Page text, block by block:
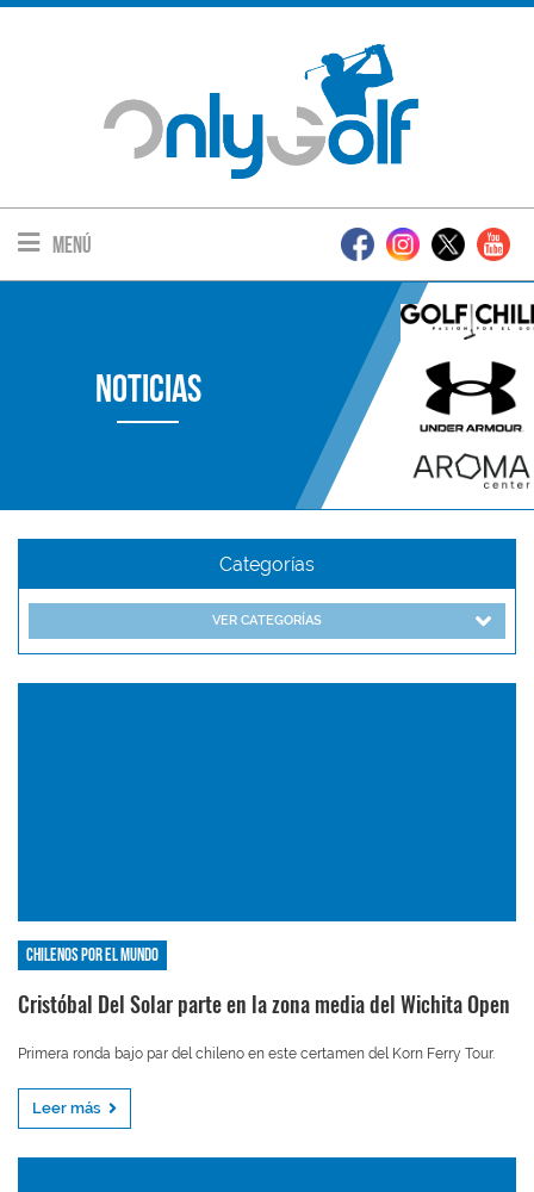
Menú
Noticias
Categorías
VER CATEGORÍAS
Chilenos por el mundo
Cristóbal Del Solar parte en la zona media del Wichita Open
Primera ronda bajo par del chileno en este certamen del Korn Ferry Tour.
Leer más